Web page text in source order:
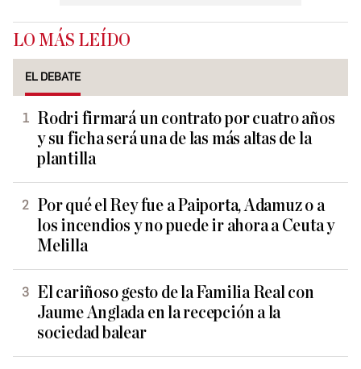
LO MÁS LEÍDO
EL DEBATE
Rodri firmará un contrato por cuatro años
y su ficha será una de las más altas de la
plantilla
Por qué el Rey fue a Paiporta, Adamuz o a
los incendios y no puede ir ahora a Ceuta y
Melilla
El cariñoso gesto de la Familia Real con
Jaume Anglada en la recepción a la
sociedad balear